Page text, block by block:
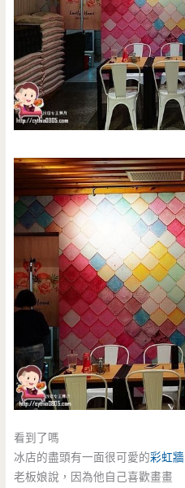
看到了嗎
冰店的盡頭有一面很可愛的彩虹牆
老板娘說，因為他自己喜歡畫畫